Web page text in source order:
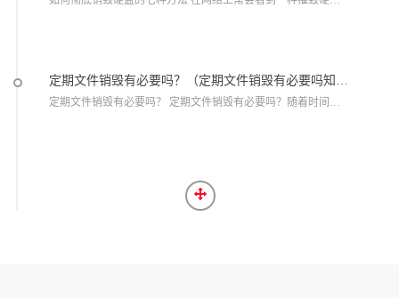
定期文件销毁有必要吗？（定期文件销毁有必要吗知乎）
定期文件销毁有必要吗？ 定期文件销毁有必要吗？随着时间的发展，公司的规模会变得越来越大，这也意味着公司的人员会变得越来越多，所以公司产生的相关文件也会随之增长，...